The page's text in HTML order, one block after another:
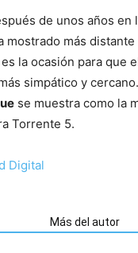
de unos años en
mostrado más
la ocasión para que
simpático y
se muestra como la
Torrente 5.
Digital
Más del autor